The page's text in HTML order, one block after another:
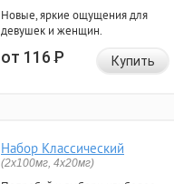
Новые, яркие ощущения для
девушек и женщин.
от 116Р Купить
Набор Классический
(2x100мг, 4x20мг)